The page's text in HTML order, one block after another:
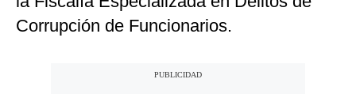
Corrupción de Funcionarios.